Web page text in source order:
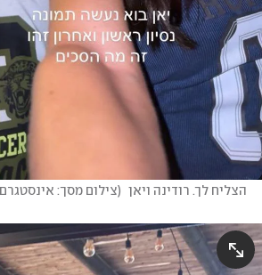
הצליח לך. רודינה ויאן (צילום מסך: אינסטגרם